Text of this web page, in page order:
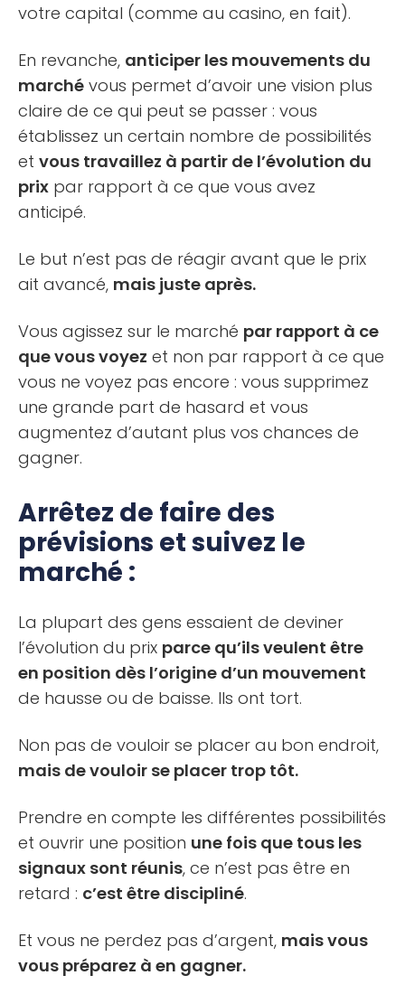
votre capital (comme au casino, en fait).
En revanche, anticiper les mouvements du
marché vous permet d’avoir une vision plus
claire de ce qui peut se passer : vous
établissez un certain nombre de possibilités
et vous travaillez à partir de l’évolution du
prix par rapport à ce que vous avez
anticipé.
Le but n’est pas de réagir avant que le prix
ait avancé, mais juste après.
Vous agissez sur le marché par rapport à ce
que vous voyez et non par rapport à ce que
vous ne voyez pas encore : vous supprimez
une grande part de hasard et vous
augmentez d’autant plus vos chances de
gagner.
Arrêtez de faire des
prévisions et suivez le
marché :
La plupart des gens essaient de deviner
l’évolution du prix parce qu’ils veulent être
en position dès l’origine d’un mouvement
de hausse ou de baisse. Ils ont tort.
Non pas de vouloir se placer au bon endroit,
mais de vouloir se placer trop tôt.
Prendre en compte les différentes possibilités
et ouvrir une position une fois que tous les
signaux sont réunis, ce n’est pas être en
retard : c’est être discipliné.
Et vous ne perdez pas d’argent, mais vous
vous préparez à en gagner.